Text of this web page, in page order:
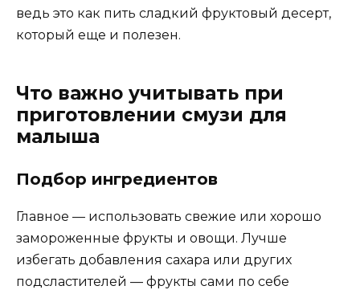
ведь это как пить сладкий фруктовый десерт,
который еще и полезен.
Что важно учитывать при
приготовлении смузи для
малыша
Подбор ингредиентов
Главное — использовать свежие или хорошо
замороженные фрукты и овощи. Лучше
избегать добавления сахара или других
подсластителей — фрукты сами по себе